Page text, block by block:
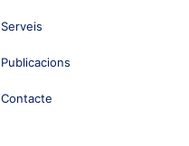
Serveis
Publicacions
Contacte